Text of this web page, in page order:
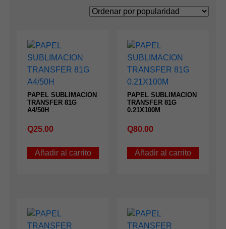
popularidad
PAPEL SUBLIMACION
TRANSFER 81G
A4/50H
Q25.00
Añadir al carrito
PAPEL SUBLIMACION
TRANSFER 81G
0.21X100M
Q80.00
Añadir al carrito